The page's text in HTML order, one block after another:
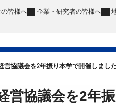
の皆様へ 企業・研究者の皆様へ
営協議会を2年振り本学で開催しました
営協議会を2年